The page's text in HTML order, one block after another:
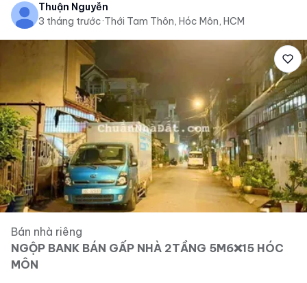
Thuận Nguyễn
3 tháng trước·Thới Tam Thôn, Hóc Môn, HCM
Bán nhà riêng
NGỘP BANK BÁN GẤP NHÀ 2TẦNG 5M6❌15 HÓC
MÔN